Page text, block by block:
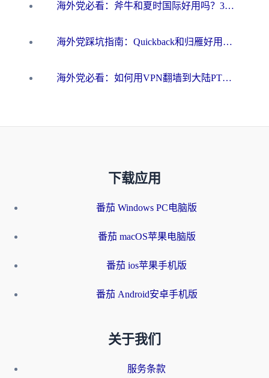
海外党必看：斧牛和夏时国际好用吗？3步选对回国加速器，无缝刷国内资源
海外党踩坑指南：Quickback和归雁好用吗？选对加速器才能无缝刷国内资源
海外党必看：如何用VPN翻墙到大陆PTT？一篇解决你所有回国加速痛点
下载应用
番茄 Windows PC电脑版
番茄 macOS苹果电脑版
番茄 ios苹果手机版
番茄 Android安卓手机版
关于我们
服务条款